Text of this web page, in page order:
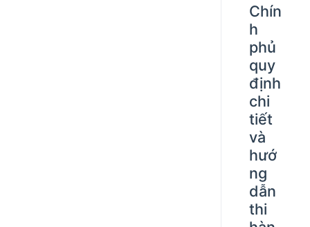
Chín
h
phủ
quy
định
chi
tiết
và
hướ
ng
dẫn
thi